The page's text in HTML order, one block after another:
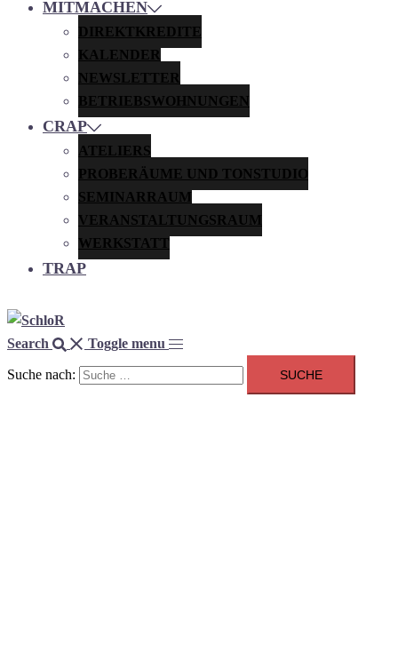
MITMACHEN
DIREKTKREDITE
KALENDER
NEWSLETTER
BETRIEBSWOHNUNGEN
CRAP
ATELIERS
PROBERÄUME UND TONSTUDIO
SEMINARRAUM
VERANSTALTUNGSRAUM
WERKSTATT
TRAP
Search Toggle menu
Suche nach: